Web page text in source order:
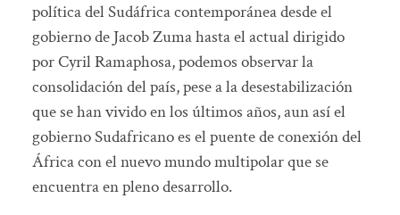
política del Sudáfrica contemporánea desde el
gobierno de Jacob Zuma hasta el actual dirigido
por Cyril Ramaphosa, podemos observar la
consolidación del país, pese a la desestabilización
que se han vivido en los últimos años, aun así el
gobierno Sudafricano es el puente de conexión del
África con el nuevo mundo multipolar que se
encuentra en pleno desarrollo.